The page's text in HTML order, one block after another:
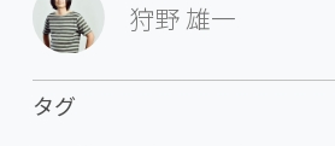
狩野 雄一
タグ